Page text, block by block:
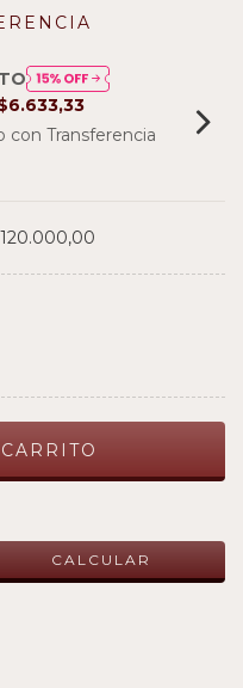
con Transferencia
CALCULAR